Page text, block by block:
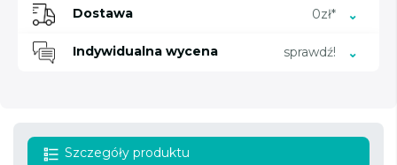
Dostawa 0zł*
Indywidualna wycena sprawdź!
Szczegóły produktu